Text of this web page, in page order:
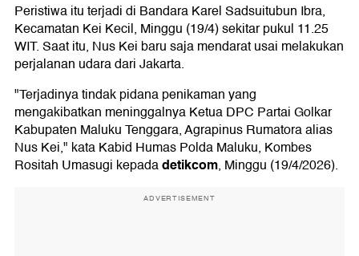
Peristiwa itu terjadi di Bandara Karel Sadsuitubun Ibra,
Kecamatan Kei Kecil, Minggu (19/4) sekitar pukul 11.25
WIT. Saat itu, Nus Kei baru saja mendarat usai melakukan
perjalanan udara dari Jakarta.
"Terjadinya tindak pidana penikaman yang
mengakibatkan meninggalnya Ketua DPC Partai Golkar
Kabupaten Maluku Tenggara, Agrapinus Rumatora alias
Nus Kei," kata Kabid Humas Polda Maluku, Kombes
Rositah Umasugi kepadadetikcom, Minggu (19/4/2026).
ADVERTISEMENT